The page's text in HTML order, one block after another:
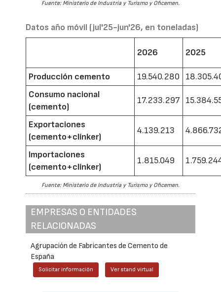
Fuente: Ministerio de Industria y Turismo y Oficemen.
Datos año móvil (jul'25-jun'26, en toneladas)
2026 2025
Producción cemento 19.540.280
Consumo nacional
(cemento)
17.233.297
Exportaciones
(cemento+clínker)
4.139.213
Importaciones
(cemento+clínker)
1.815.049
Fuente: Ministerio de Industria y Turismo y Oficemen.
EMPRESAS O ENTIDADES
RELACIONADAS
Agrupación de Fabricantes de Cemento de
España
Solicitar información Ver stand virtual